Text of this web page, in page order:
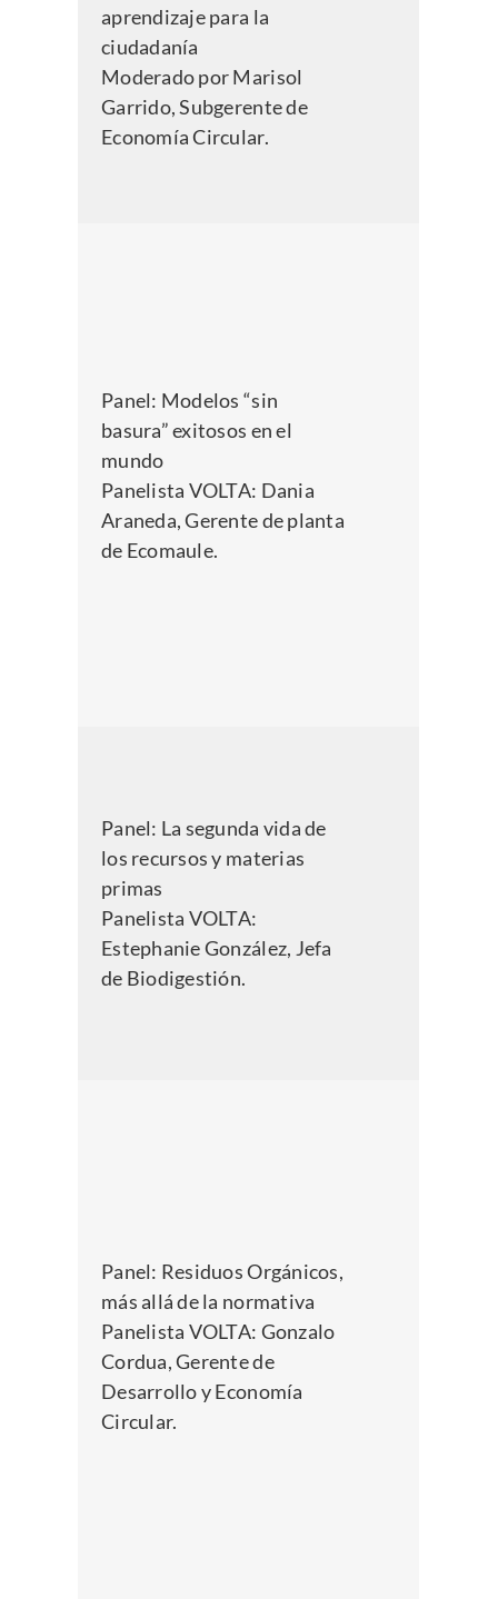
aprendizaje para la
ciudadanía
Moderado por Marisol
Garrido, Subgerente de
Economía Circular.
Panel: Modelos “sin
basura” exitosos en el
mundo
Panelista VOLTA: Dania
Araneda, Gerente de planta
de Ecomaule.
Panel: La segunda vida de
los recursos y materias
primas
Panelista VOLTA:
Estephanie González, Jefa
de Biodigestión.
Panel: Residuos Orgánicos,
más allá de la normativa
Panelista VOLTA: Gonzalo
Cordua, Gerente de
Desarrollo y Economía
Circular.